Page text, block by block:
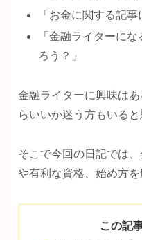
「お金に関する記事
「金融ライターに
ろう？」
金融ライターに興味は
らいいか迷う方もいると
そこで今回の日記では
や有利な資格、始め方を
この記